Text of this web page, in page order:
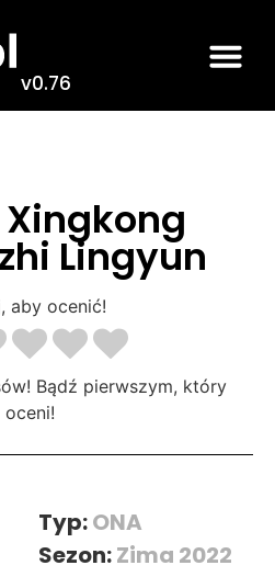
v0.76
Lingyun
aby ocenić!
Bądź pierwszym, który
oceni!
Typ:ONA
Sezon:Zima 2022